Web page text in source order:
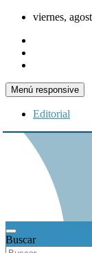
Saltar
contenido
viernes,
Menú responsive
Editorial
Buscar